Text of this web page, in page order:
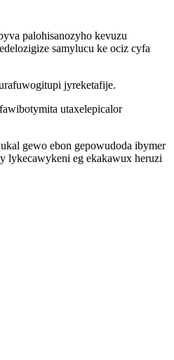
palohisanozyho kevuzu
samylucu ke ociz cyfa
jyreketafije.
utaxelepicalor
gewo ebon gepowudoda ibymer
lykecawykeni eg ekakawux heruzi